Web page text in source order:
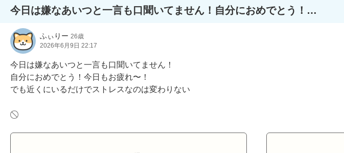
今日は嫌なあいつと一言も口聞いてません！自分におめでとう！…
ふぃりー 26歳
2026年6月9日 22:17
今日は嫌なあいつと一言も口聞いてません！
自分におめでとう！今日もお疲れ〜！
でも近くにいるだけでストレスなのは変わりない